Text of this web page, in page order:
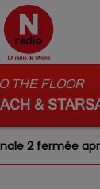
THE FLOOR
&
2 fermée